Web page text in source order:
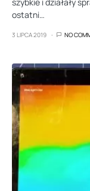
ostatni…
3 LIPCA 2019 NO